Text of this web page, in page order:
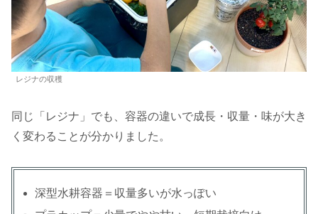
レジナの収穫
同じ「レジナ」でも、容器の違いで成長・収量・味が大き
く変わることが分かりました。
深型水耕容器＝収量多いが水っぽい